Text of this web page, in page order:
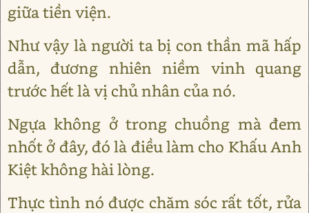
giữa tiền viện.
Như vậy là người ta bị con thần mã hấp
dẫn, đương nhiên niềm vinh quang
trước hết là vị chủ nhân của nó.
Ngựa không ở trong chuồng mà đem
nhốt ở đây, đó là điều làm cho Khấu Anh
Kiệt không hài lòng.
Thực tình nó được chăm sóc rất tốt, rửa